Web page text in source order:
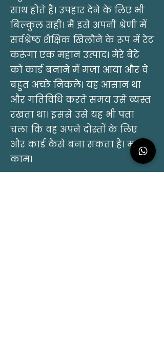
साथ होते हैं। उपहार देने के लिए भी
बिल्कुल सही। मैं इसे अपनी श्रेणी में
सर्वश्रेष्ठ शैक्षिक खिलौने के रूप में रेट
करूंगा एक महान उत्पाद। मेरे बेटे
को कार्ड बनाने में मज़ा आया और वे
बहुत अच्छे निकले। यह आसान था
और गतिविधि करते समय उसे व्यस्त
रखता था। इससे उसे यह भी पता
चला कि वह अपने दोस्तों के लिए
और कार्ड कैसे बना सकता है। महान
काम।